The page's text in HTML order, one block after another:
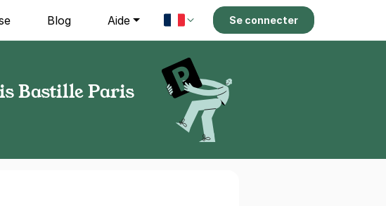
Blog Aide Se connecter
Bastille Paris